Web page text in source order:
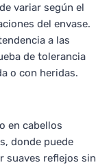
variar según el
del envase.
a las
de tolerancia
o con heridas.
en cabellos
donde puede
suaves reflejos sin